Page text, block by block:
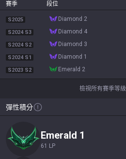
賽季 段位
S2025 diamond 2
S2024 S3 diamond 4
S2024 S2 diamond 3
S2024 S1 diamond 1
S2023 S2 emerald 2
檢視所有賽季等級
彈性積分
emerald 1
61 LP